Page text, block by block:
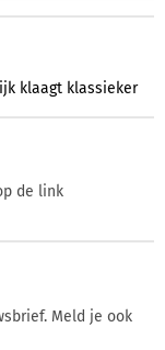
klaagt klassieker
de link
Meld je ook